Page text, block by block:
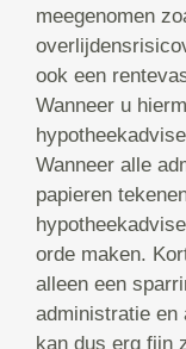
meegenomen
ook een
Wanneer u
Wanneer alle
papieren
orde maken.
alleen een
administratie en
kan dus erg fijn